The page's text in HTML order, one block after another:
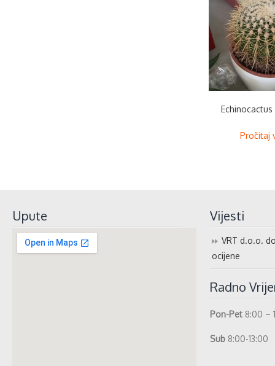
Pročitaj
Upute Vijesti
VRT d.o.o.
ocijene
Radno
Pon-Pet 8:00 –
Sub 8:00-13:00